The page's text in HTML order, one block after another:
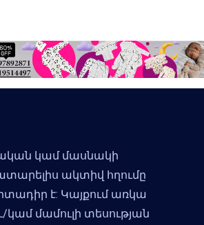
կամ մասնակի
ակտիվ հղումը
է: Կայքում առկա
կամ մամուլի տեսության